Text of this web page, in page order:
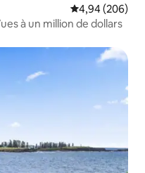
Évaluation
4,94 (206)
à un million de dollars
appréciés